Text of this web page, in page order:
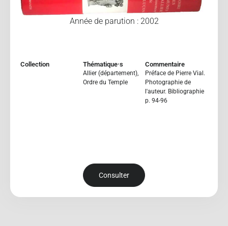
Année de parution : 2002
Collection Thématique·s
Allier (département),
Ordre du Temple
Commentaire
Préface de Pierre Vial.
Photographie de
l'auteur. Bibliographie
p. 94-96
Consulter